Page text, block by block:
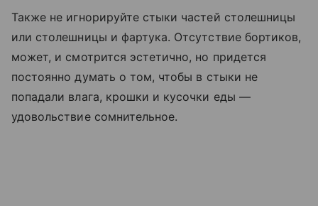
Также не игнорируйте стыки частей столешницы
или столешницы и фартука. Отсутствие бортиков,
может, и смотрится эстетично, но придется
постоянно думать о том, чтобы в стыки не
попадали влага, крошки и кусочки еды —
удовольствие сомнительное.